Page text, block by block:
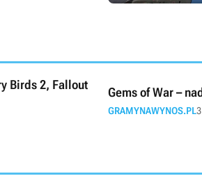
Birds 2, Fallout
Gems of War –
GRAMYNAWYNOS.PL